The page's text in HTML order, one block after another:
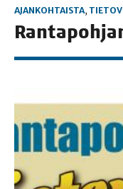
AJANKOHTAISTA,